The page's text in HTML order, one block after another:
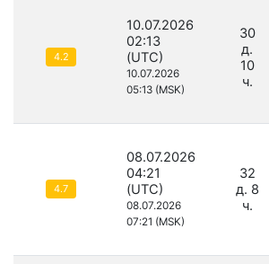
4.2
10.07.2026
02:13
(UTC)
10.07.2026
05:13 (MSK)
30
д.
10
ч.
4.7
08.07.2026
04:21
(UTC)
08.07.2026
07:21 (MSK)
32
д. 8
ч.